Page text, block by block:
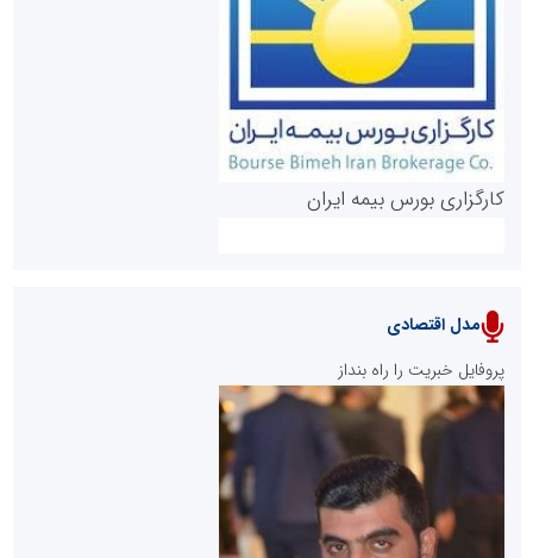
روابط عمومی خبرگزاری گزارش خبر
پایگاه خبری نهضت ملی مسکن
کارگزاری بورس بیمه ایران
سازمان بورس و اوراق بهادار
مدل اقتصادی
پروفایل خبریت را راه بنداز